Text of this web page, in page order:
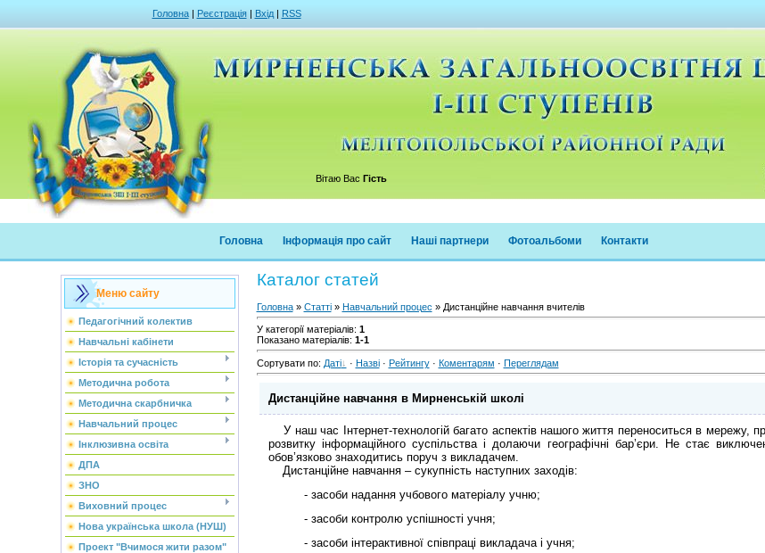
Головна| Реєстрація| Вхід| RSS
Вітаю Вас Гість
Головна Інформація про сайт Наші партнери Фотоальбоми Контакти
Меню сайту
Педагогічний колектив
Навчальні кабінети
Історія та сучасність
Методична робота
Методична скарбничка
Навчальний процес
Інклюзивна освіта
ДПА
ЗНО
Виховний процес
Нова українська школа (НУШ)
Проект "Вчимося жити разом"
Каталог статей
Головна» Статті» Навчальний процес » Дистанційне навчання вчителів
У категорії матеріалів: 1
Показано матеріалів: 1-1
Сортувати по: Даті · Назві· Рейтингу· Коментарям · Переглядам
Дистанційне навчання в Мирненській школі
У наш час Інтернет-технологій багато аспектів нашого життя переноситься в мережу,
розвитку інформаційного суспільства і долаючи географічні бар’єри. Не стає
обов’язково знаходитись поруч з викладачем.
Дистанційне навчання – сукупність наступних заходів:
- засоби надання учбового матеріалу учню;
- засоби контролю успішності учня;
- засоби інтерактивної співпраці викладача і учня;